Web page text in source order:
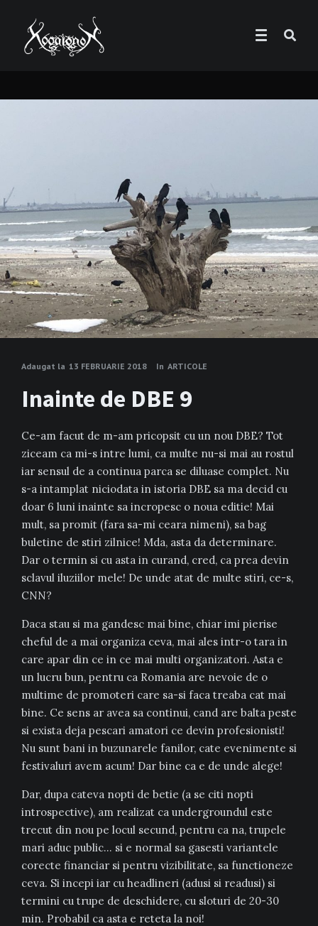
Adaugat la 13 FEBRUARIE 2018 In ARTICOLE
Inainte de DBE 9
Ce-am facut de m-am pricopsit cu un nou DBE? Tot
ziceam ca mi-s intre lumi, ca multe nu-si mai au rostul
iar sensul de a continua parca se diluase complet. Nu
s-a intamplat niciodata in istoria DBE sa ma decid cu
doar 6 luni inainte sa incropesc o noua editie! Mai
mult, sa promit (fara sa-mi ceara nimeni), sa bag
buletine de stiri zilnice! Mda, asta da determinare.
Dar o termin si cu asta in curand, cred, ca prea devin
sclavul iluziilor mele! De unde atat de multe stiri, ce-s,
CNN?
Daca stau si ma gandesc mai bine, chiar imi pierise
cheful de a mai organiza ceva, mai ales intr-o tara in
care apar din ce in ce mai multi organizatori. Asta e
un lucru bun, pentru ca Romania are nevoie de o
multime de promoteri care sa-si faca treaba cat mai
bine. Ce sens ar avea sa continui, cand are balta peste
si exista deja pescari amatori ce devin profesionisti!
Nu sunt bani in buzunarele fanilor, cate evenimente si
festivaluri avem acum! Dar bine ca e de unde alege!
Dar, dupa cateva nopti de betie (a se citi nopti
introspective), am realizat ca undergroundul este
trecut din nou pe locul secund, pentru ca na, trupele
mari aduc public… si e normal sa gasesti variantele
corecte financiar si pentru vizibilitate, sa functioneze
ceva. Si incepi iar cu headlineri (adusi si readusi) si
termini cu trupe de deschidere, cu sloturi de 20-30
min. Probabil ca asta e reteta la noi!